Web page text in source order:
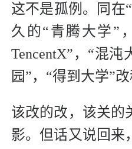
这不是孤例。同在
久的“青腾大学”
TencentX”，“混
园”，“得到大学”
该改的改，该关的
影。但话又说回来